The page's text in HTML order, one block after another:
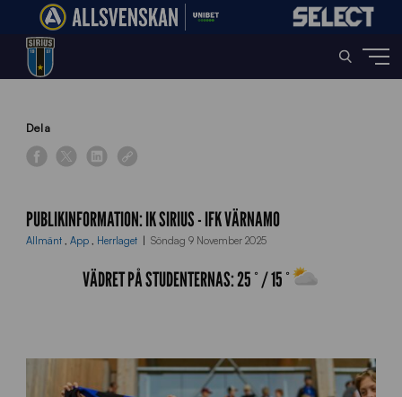
Home»
Dela
PUBLIKINFORMATION: IK SIRIUS - IFK VÄRNAMO
Allmänt , App , Herrlaget Söndag 9 November 2025
VÄDRET PÅ STUDENTERNAS:25° /15°